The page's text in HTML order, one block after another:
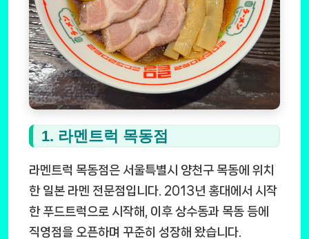
1. 라멘트럭 목동점
라멘트럭 목동점은 서울특별시 양천구 목동에 위치
한 일본 라멘 전문점입니다. 2013년 홍대에서 시작
한 푸드트럭으로 시작해, 이후 상수동과 목동 등에
직영점을 오픈하며 꾸준히 성장해 왔습니다.